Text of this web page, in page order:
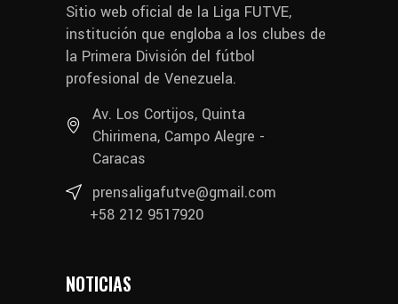
Sitio web oficial de la Liga FUTVE,
institución que engloba a los clubes de
la Primera División del fútbol
profesional de Venezuela.
Av. Los Cortijos, Quinta
Chirimena, Campo Alegre -
Caracas
prensaligafutve@gmail.com
+58 212 9517920
NOTICIAS